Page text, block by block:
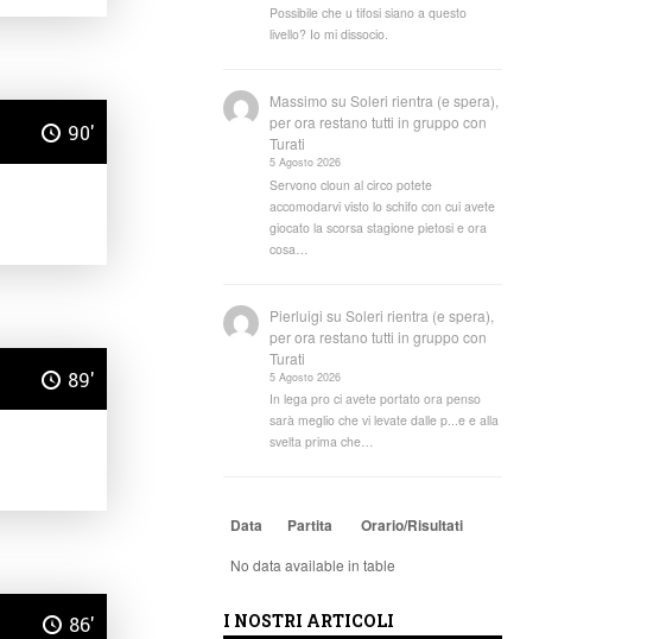
90'
89'
86'
Possibile che u tifosi siano a questo
livello? Io mi dissocio.
Massimo suSoleri rientra (e spera),
per ora restano tutti in gruppo con
Turati
5 Agosto 2026
Servono cloun al circo potete
accomodarvi visto lo schifo con cui avete
giocato la scorsa stagione pietosi e ora
cosa…
Pierluigi suSoleri rientra (e spera),
per ora restano tutti in gruppo con
Turati
5 Agosto 2026
In lega pro ci avete portato ora penso
sarà meglio che vi levate dalle p...e e alla
svelta prima che…
Data Partita Orario/Risultati
No data available in table
I NOSTRI ARTICOLI